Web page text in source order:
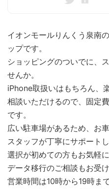
イオンモールりんくう泉南
ップです。
ショッピングのついでに、
せんか。
iPhone取扱いはもちろん、
相談いただけるので、固定
です。
広い駐車場があるため、お
スタッフが丁寧にサポート
選択が初めての方もお気軽
データ移行のご相談もお受け
営業時間は10時から19時まで